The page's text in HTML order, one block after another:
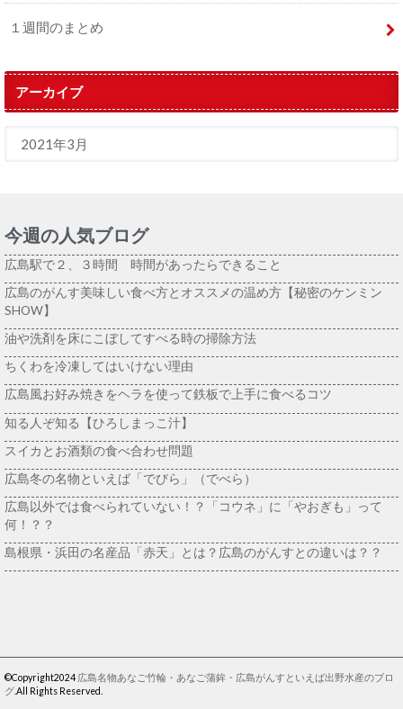
１週間のまとめ
アーカイブ
今週の人気ブログ
広島駅で２、３時間 時間があったらできること
広島のがんす美味しい食べ方とオススメの温め方【秘密のケンミン
SHOW】
油や洗剤を床にこぼしてすべる時の掃除方法
ちくわを冷凍してはいけない理由
広島風お好み焼きをヘラを使って鉄板で上手に食べるコツ
知る人ぞ知る【ひろしまっこ汁】
スイカとお酒類の食べ合わせ問題
広島冬の名物といえば「でびら」（でべら）
広島以外では食べられていない！？「コウネ」に「やおぎも」って
何！？？
島根県・浜田の名産品「赤天」とは？広島のがんすとの違いは？？
©Copyright2024 広島名物あなご竹輪・あなご蒲鉾・広島がんすといえば出野水産のブロ
グ.All Rights Reserved.